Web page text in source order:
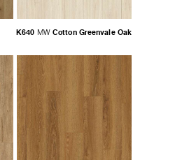
K640 MW Cotton Greenvale Oak